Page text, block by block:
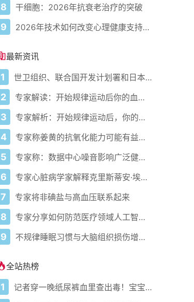
8 干细胞：2026年抗衰老治疗的突破
9 2026年技术如何改变心理健康支持的获取方式
最新资讯
1 世卫组织、联合国开发计划署和日本在加纳启动人工智能健康计划 应对气候敏感性疾病并加强医疗服务
2 专家解读：开始规律运动后你的血压会发生什么变化
3 专家解析：开始规律运动后，你的血压会发生什么变化
4 专家称姜黄的抗氧化能力可能有益心脏健康
5 专家称：数据中心噪音影响广泛健康问题
6 专家心脏病学家解释克里斯蒂安·埃里克森为丹麦队晕倒的原因
7 专家将非碘盐与高血压联系起来
8 专家分享如何防范医疗领域人工智能的负面影响
9 不规律睡眠习惯与大脑组织损伤增加相关
全站热榜
1 记者穿一晚纸尿裤血里查出毒！宝宝血液浓度竟是成人的5倍？